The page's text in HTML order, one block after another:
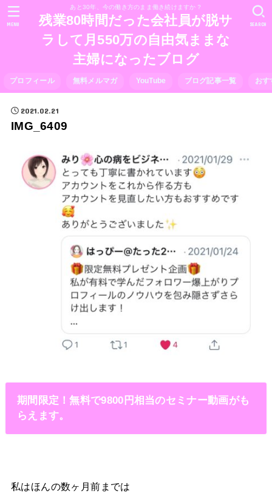
あと30年、今の働き方のまま働き続けますか？
残業80時間だった会社員が脱サ
ラして月550万の自由気ままな
主婦になったブログ
プロフィール 無料メルマガ YouTube ブログ記事一覧 おす
SEARCH
MENU
2021.02.21
IMG_6409
期間限定！無料で9800円相当のセミナー動画がも
らえます。
私はほんの数ヶ月前までは